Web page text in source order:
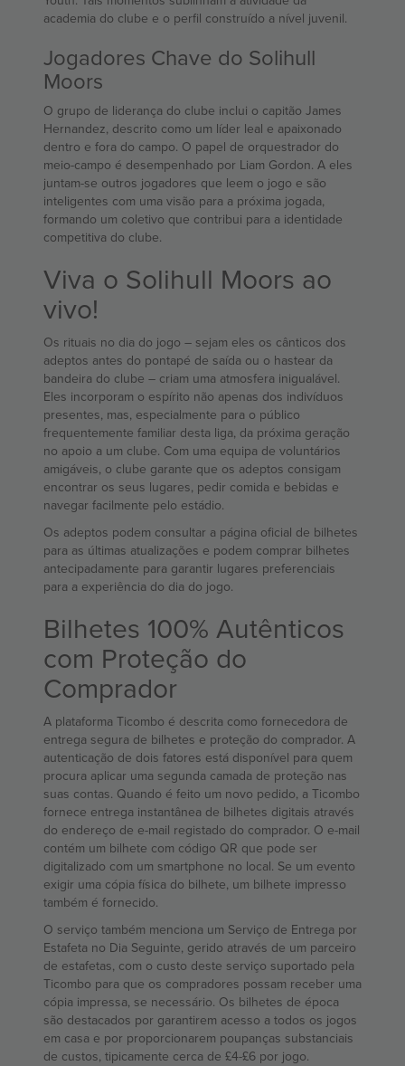
academia do clube e o perfil construído a nível juvenil.
Jogadores Chave do Solihull
Moors
O grupo de liderança do clube inclui o capitão James
Hernandez, descrito como um líder leal e apaixonado
dentro e fora do campo. O papel de orquestrador do
meio-campo é desempenhado por Liam Gordon. A eles
juntam-se outros jogadores que leem o jogo e são
inteligentes com uma visão para a próxima jogada,
formando um coletivo que contribui para a identidade
competitiva do clube.
Viva o Solihull Moors ao
vivo!
Os rituais no dia do jogo – sejam eles os cânticos dos
adeptos antes do pontapé de saída ou o hastear da
bandeira do clube – criam uma atmosfera inigualável.
Eles incorporam o espírito não apenas dos indivíduos
presentes, mas, especialmente para o público
frequentemente familiar desta liga, da próxima geração
no apoio a um clube. Com uma equipa de voluntários
amigáveis, o clube garante que os adeptos consigam
encontrar os seus lugares, pedir comida e bebidas e
navegar facilmente pelo estádio.
Os adeptos podem consultar a página oficial de bilhetes
para as últimas atualizações e podem comprar bilhetes
antecipadamente para garantir lugares preferenciais
para a experiência do dia do jogo.
Bilhetes 100% Autênticos
com Proteção do
Comprador
A plataforma Ticombo é descrita como fornecedora de
entrega segura de bilhetes e proteção do comprador. A
autenticação de dois fatores está disponível para quem
procura aplicar uma segunda camada de proteção nas
suas contas. Quando é feito um novo pedido, a Ticombo
fornece entrega instantânea de bilhetes digitais através
do endereço de e-mail registado do comprador. O e-mail
contém um bilhete com código QR que pode ser
digitalizado com um smartphone no local. Se um evento
exigir uma cópia física do bilhete, um bilhete impresso
também é fornecido.
O serviço também menciona um Serviço de Entrega por
Estafeta no Dia Seguinte, gerido através de um parceiro
de estafetas, com o custo deste serviço suportado pela
Ticombo para que os compradores possam receber uma
cópia impressa, se necessário. Os bilhetes de época
são destacados por garantirem acesso a todos os jogos
em casa e por proporcionarem poupanças substanciais
de custos, tipicamente cerca de £4-£6 por jogo.